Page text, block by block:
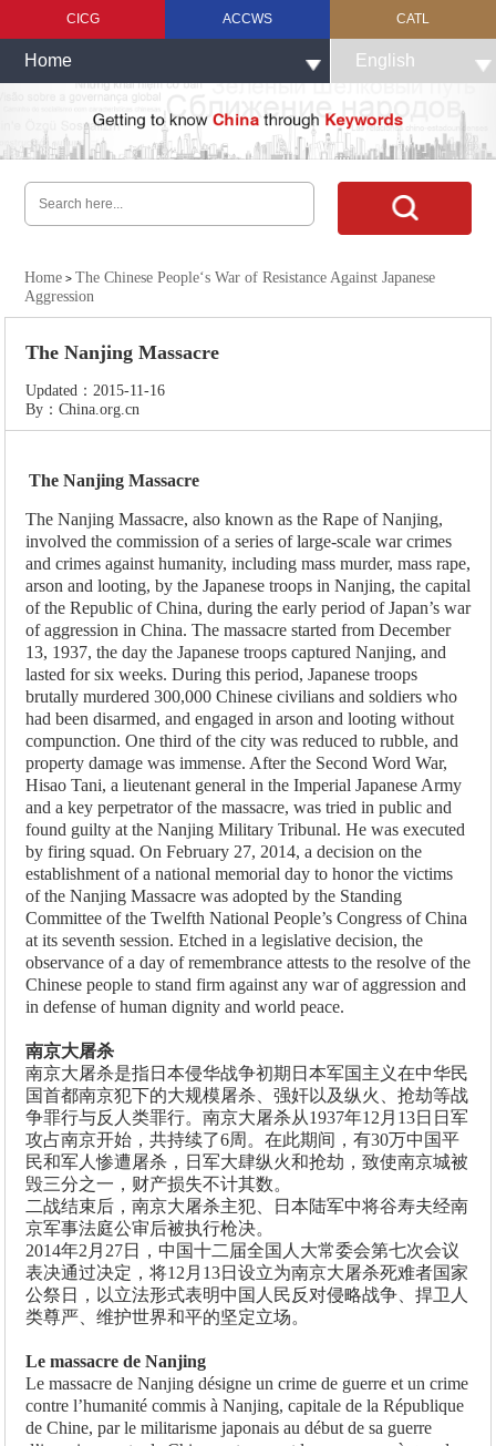
CICG ACCWS CATL
Home English
Home > The Chinese People‘s War of Resistance Against Japanese
Aggression
The Nanjing Massacre
Updated：2015-11-16
By：China.org.cn
The Nanjing Massacre
The Nanjing Massacre, also known as the Rape of Nanjing,
involved the commission of a series of large-scale war crimes
and crimes against humanity, including mass murder, mass rape,
arson and looting, by the Japanese troops in Nanjing, the capital
of the Republic of China, during the early period of Japan’s war
of aggression in China. The massacre started from December
13, 1937, the day the Japanese troops captured Nanjing, and
lasted for six weeks. During this period, Japanese troops
brutally murdered 300,000 Chinese civilians and soldiers who
had been disarmed, and engaged in arson and looting without
compunction. One third of the city was reduced to rubble, and
property damage was immense. After the Second Word War,
Hisao Tani, a lieutenant general in the Imperial Japanese Army
and a key perpetrator of the massacre, was tried in public and
found guilty at the Nanjing Military Tribunal. He was executed
by firing squad. On February 27, 2014, a decision on the
establishment of a national memorial day to honor the victims
of the Nanjing Massacre was adopted by the Standing
Committee of the Twelfth National People’s Congress of China
at its seventh session. Etched in a legislative decision, the
observance of a day of remembrance attests to the resolve of the
Chinese people to stand firm against any war of aggression and
in defense of human dignity and world peace.
南京大屠杀
南京大屠杀是指日本侵华战争初期日本军国主义在中华民
国首都南京犯下的大规模屠杀、强奸以及纵火、抢劫等战
争罪行与反人类罪行。南京大屠杀从1937年12月13日日军
攻占南京开始，共持续了6周。在此期间，有30万中国平
民和军人惨遭屠杀，日军大肆纵火和抢劫，致使南京城被
毁三分之一，财产损失不计其数。
二战结束后，南京大屠杀主犯、日本陆军中将谷寿夫经南
京军事法庭公审后被执行枪决。
2014年2月27日，中国十二届全国人大常委会第七次会议
表决通过决定，将12月13日设立为南京大屠杀死难者国家
公祭日，以立法形式表明中国人民反对侵略战争、捍卫人
类尊严、维护世界和平的坚定立场。
Le massacre de Nanjing
Le massacre de Nanjing désigne un crime de guerre et un crime
contre l’humanité commis à Nanjing, capitale de la République
de Chine, par le militarisme japonais au début de sa guerre